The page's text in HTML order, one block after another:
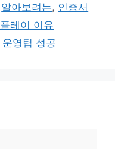
알아보려는, 인증서
레이 이유
영팁 성공